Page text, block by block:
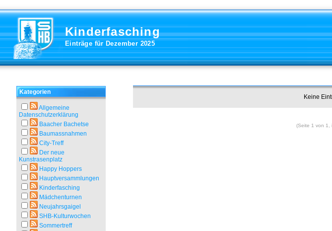
Kinderfasching
Einträge für Dezember 2025
Kategorien
Allgemeine
Datenschutzerklärung
Baacher Bachetse
Baumassnahmen
City-Treff
Der neue
Kunstrasenplatz
Happy Hoppers
Hauptversammlungen
Kinderfasching
Mädchenturnen
Neujahrsgaigel
SHB-Kulturwochen
Sommertreff
Keine
(Seite 1 von 1,